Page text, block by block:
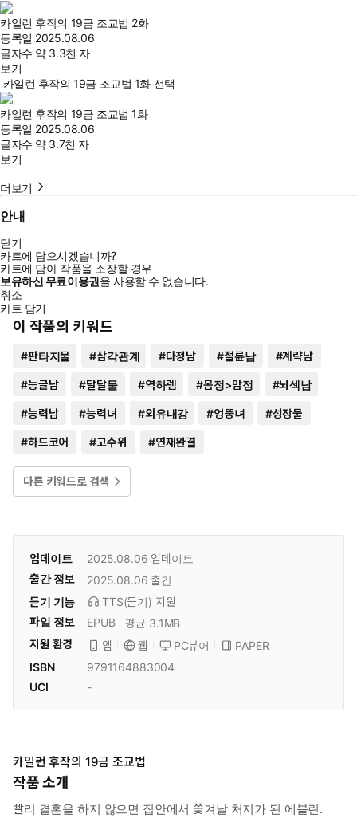
카일런 후작의 19금 조교법 2화
등록일 2025.08.06
글자수 약 3.3천 자
보기
카일런 후작의 19금 조교법 1화 선택
카일런 후작의 19금 조교법 1화
등록일 2025.08.06
글자수 약 3.7천 자
보기
더보기
안내
닫기
카트에 담으시겠습니까?
카트에 담아 작품을 소장할 경우
보유하신 무료이용권을 사용할 수 없습니다.
취소
카트 담기
이 작품의 키워드
#판타지물 #삼각관계 #다정남 #절륜남 #계략남
#능글남 #달달물 #역하렘 #몸정>맘정 #뇌섹남
#능력남 #능력녀 #외유내강 #엉뚱녀 #성장물
#하드코어 #고수위 #연재완결
다른 키워드로 검색
업데이트 2025.08.06 업데이트
출간 정보
2025.08.06 출간
듣기 기능
TTS(듣기) 지원
파일 정보
EPUB
평균 3.1MB
지원 환경
앱 웹 PC뷰어
PAPER
ISBN
9791164883004
UCI
-
카일런 후작의 19금 조교법
작품 소개
빨리 결혼을 하지 않으면 집안에서 쫓겨날 처지가 된 에블린.